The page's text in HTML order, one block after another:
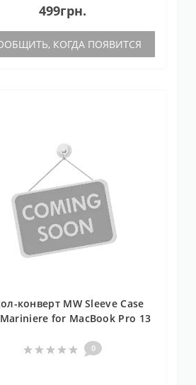
499грн.
КОГДА ПОЯВИТСЯ
конверт MW Sleeve Case
for MacBook Pro 13
410065)
0